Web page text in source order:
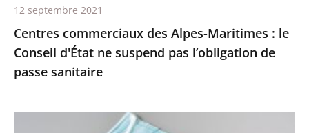
pas
l’obligation
de
passe
Centres commerciaux des Alpes-Maritimes : le
Conseil d'État ne suspend pas l’obligation de
passe sanitaire
12 septembre 2021